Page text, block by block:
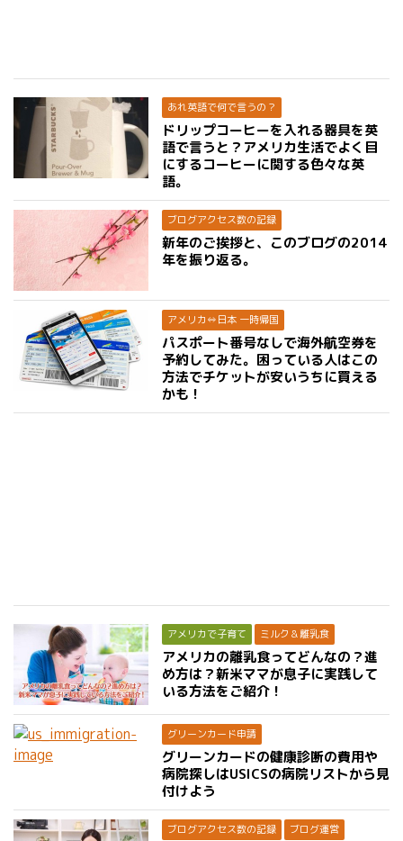
あれ英語で何で言うの？
ドリップコーヒーを入れる器具を英
語で言うと？アメリカ生活でよく目
にするコーヒーに関する色々な英
語。
ブログアクセス数の記録
新年のご挨拶と、このブログの2014
年を振り返る。
アメリカ⇔日本 一時帰国
パスポート番号なしで海外航空券を
予約してみた。困っている人はこの
方法でチケットが安いうちに買える
かも！
アメリカで子育て ミルク＆離乳食
アメリカの離乳食ってどんなの？進
め方は？新米ママが息子に実践して
いる方法をご紹介！
グリーンカード申請
グリーンカードの健康診断の費用や
病院探しはUSICSの病院リストから見
付けよう
ブログアクセス数の記録 ブログ運営